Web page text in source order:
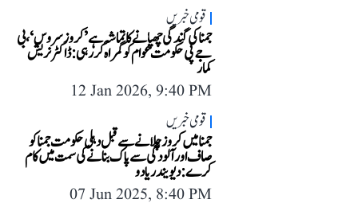
قومی خبریں
جمنا کی گندگی چھپانے کا تماشہ ہے ’کروز سروس‘، بی
جے پی حکومت عوام کو گمراہ کر رہی: ڈاکٹر نریش
کمار
12 Jan 2026, 9:40 PM
قومی خبریں
جمنا میں کروز چلانے سے قبل دہلی حکومت جمنا کو
صاف اور آلودگی سے پاک بنانے کی سمت میں کام
کرے: دیویندر یادو
07 Jun 2025, 8:40 PM